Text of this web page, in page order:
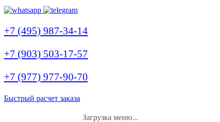
+7 (495) 987-34-14
+7 (903) 503-17-57
+7 (977) 977-90-70
Быстрый расчет заказа
Загрузка меню...